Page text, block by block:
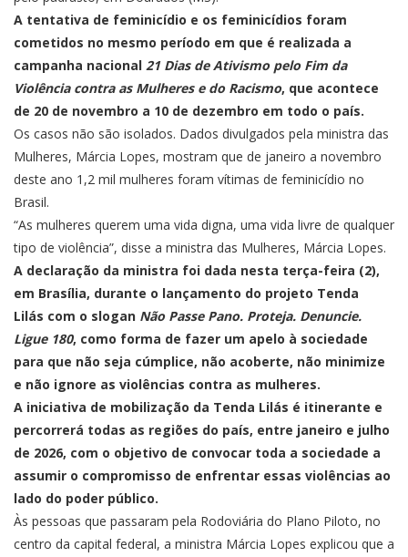
A tentativa de feminicídio e os feminicídios foram
cometidos no mesmo período em que é realizada a
campanha nacional 21 Dias de Ativismo pelo Fim da
Violência contra as Mulheres e do Racismo, que acontece
de 20 de novembro a 10 de dezembro em todo o país.
Os casos não são isolados. Dados divulgados pela ministra das
Mulheres, Márcia Lopes, mostram que de janeiro a novembro
deste ano 1,2 mil mulheres foram vítimas de feminicídio no
Brasil.
“As mulheres querem uma vida digna, uma vida livre de qualquer
tipo de violência”, disse a ministra das Mulheres, Márcia Lopes.
A declaração da ministra foi dada nesta terça-feira (2),
em Brasília, durante o lançamento do projeto Tenda
Lilás com o slogan Não Passe Pano. Proteja. Denuncie.
Ligue 180, como forma de fazer um apelo à sociedade
para que não seja cúmplice, não acoberte, não minimize
e não ignore as violências contra as mulheres.
A iniciativa de mobilização da Tenda Lilás é itinerante e
percorrerá todas as regiões do país, entre janeiro e julho
de 2026, com o objetivo de convocar toda a sociedade a
assumir o compromisso de enfrentar essas violências ao
lado do poder público.
Às pessoas que passaram pela Rodoviária do Plano Piloto, no
centro da capital federal, a ministra Márcia Lopes explicou que a